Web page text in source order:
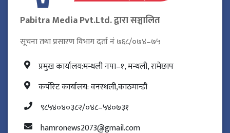
Pabitra Media Pvt.Ltd. द्वारा सञ्चालित
सूचना तथा प्रसारण विभाग दर्ता नं ७६८/०७४–७५
प्रमुख कार्यालय:मन्थली नपा–१, मन्थली, रामेछाप
कर्पोरेट कार्यालय: वनस्थली,काठमान्डौ
९८५४०४०३८२/०४८–५४०७३१
hamronews2073@gmail.com